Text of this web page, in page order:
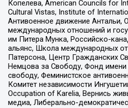
Копелева, American Councils for
Cultural Vistas, Institute of
Антивоенное движение Антальи,
международных отношений и
им Питера Мунка, Российско-
альянс, Школа международных
Патерсона, Центр Гражданских
Немцова за Свободу, Фонд
свободу, Феминистское
Комитет независимости
Occupation of Karelia, Вернись
медиа, Либерально-